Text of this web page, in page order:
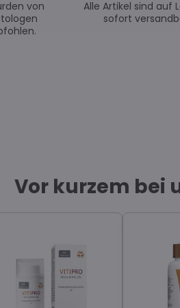
von
Alle Artikel sind auf
sofort
Vor kurzem bei